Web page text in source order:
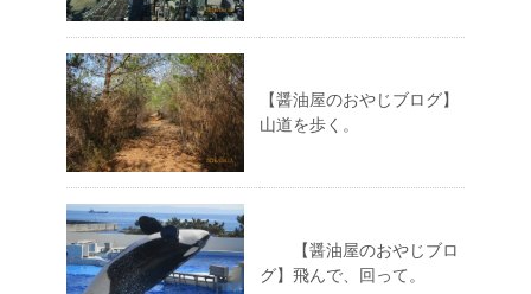
【醤油屋のおやじブログ】
山道を歩く。
【醤油屋のおやじブロ
グ】飛んで、回って。